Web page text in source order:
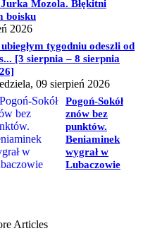
Mozola. Błękitni
boisku
2026
tygodniu odeszli od
[3 sierpnia – 8 sierpnia
09 sierpień 2026
Pogoń-Sokół
znów bez
punktów.
Beniaminek
wygrał w
Lubaczowie
Articles